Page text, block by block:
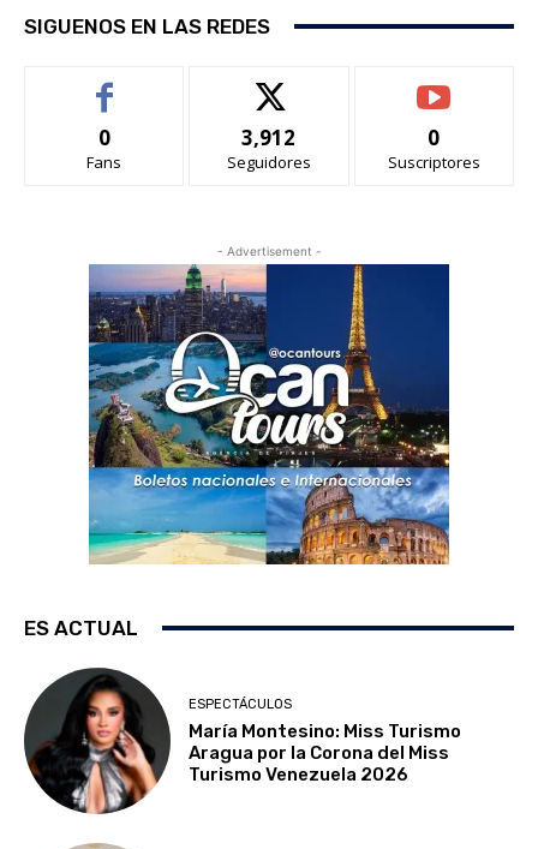
SIGUENOS EN LAS REDES
0
Fans
3,912
Seguidores
0
Suscriptores
- Advertisement -
ES ACTUAL
ESPECTÁCULOS
María Montesino: Miss Turismo
Aragua por la Corona del Miss
Turismo Venezuela 2026